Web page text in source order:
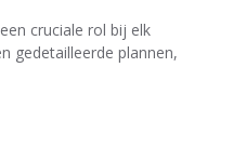
cruciale rol bij elk
gedetailleerde plannen,